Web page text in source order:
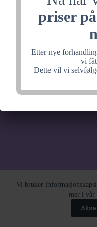
priser
Etter nye
vi
Dette vil vi
Vi bruker
mer i vår
noe